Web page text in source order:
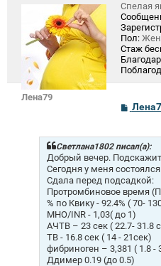
Лена79
Спелая
Пол:
Стаж
С
б
щ
е
н
и
е
Светлана1802 писал(а):
Добрый вечер.
Сегодня у меня
Сдала перед подсадкой:
Протромбиновое время
% по Квику - 92.4% ( 70-
МНО/INR - 1,03( до 1)
АЧТВ – 23 сек ( 22.7- 31.8
ТВ - 16.8 сек ( 14 - 21сек)
фибриноген – 3,381 ( 1.8 -
Ддимер 0.19 (до 0.5)